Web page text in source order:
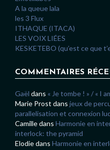
A la queue lala
les 3 Flux
ITHAQUE (ITACA)
LES VOIX LIÉES
KESKETEBO (qu’est ce que
COMMENTAIRES
Gaël dans « Je tombe ! » / « I
Marie Prost dans jeux de
parallelisation et connexion
Camilledans Harmonie en
interlock: the pyramid
Elodiedans Harmonie en